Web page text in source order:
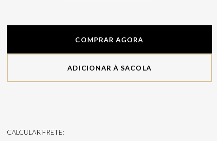
COMPRAR AGORA
ADICIONAR À SACOLA
CALCULAR FRETE: